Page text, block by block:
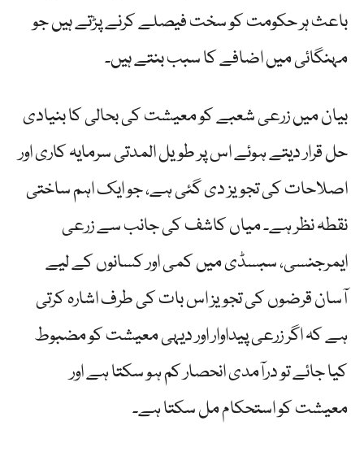
باعث ہر حکومت کو سخت فیصلے کرنے پڑتے ہیں جو
مہنگائی میں اضافے کا سبب بنتے ہیں۔
بیان میں زرعی شعبے کو معیشت کی بحالی کا بنیادی
حل قرار دیتے ہوئے اس پر طویل المدتی سرمایہ کاری اور
اصلاحات کی تجویز دی گئی ہے، جو ایک اہم ساختی
نقطہ نظر ہے۔ میاں کاشف کی جانب سے زرعی
ایمرجنسی، سبسڈی میں کمی اور کسانوں کے لیے
آسان قرضوں کی تجویز اس بات کی طرف اشارہ کرتی
ہے کہ اگر زرعی پیداوار اور دیہی معیشت کو مضبوط
کیا جائے تو درآمدی انحصار کم ہو سکتا ہے اور
معیشت کو استحکام مل سکتا ہے۔